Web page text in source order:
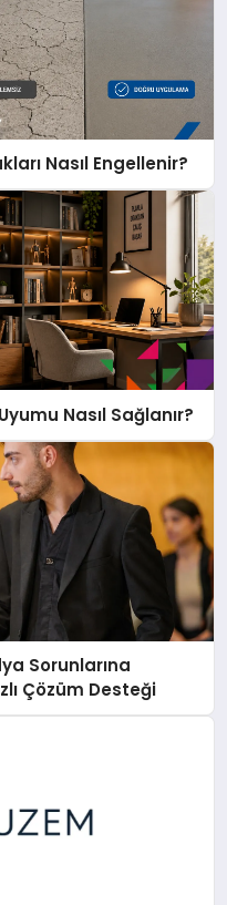
Nasıl Engellenir?
Nasıl Sağlanır?
Sorunlarına
Çözüm Desteği